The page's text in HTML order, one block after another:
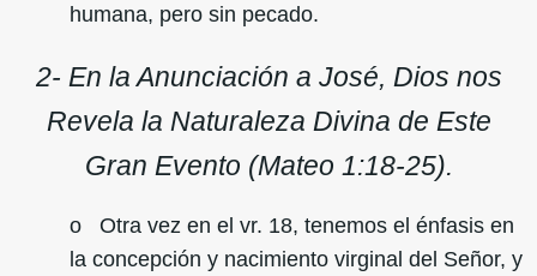
humana, pero sin pecado.
2- En la Anunciación a José, Dios nos
Revela la Naturaleza Divina de Este
Gran Evento (Mateo 1:18-25).
o Otra vez en el vr. 18, tenemos el énfasis en
la concepción y nacimiento virginal del Señor, y